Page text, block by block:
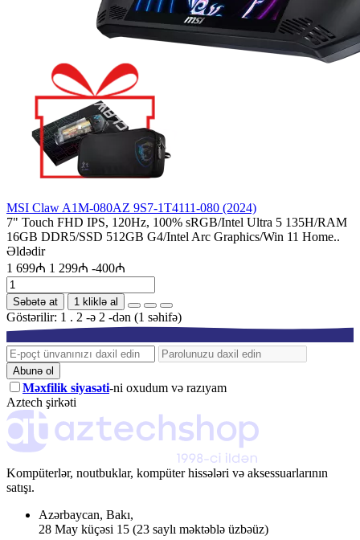
MSI Claw A1M-080AZ 9S7-1T4111-080 (2024)
7" Touch FHD IPS, 120Hz, 100% sRGB/Intel Ultra 5 135H/RAM
16GB DDR5/SSD 512GB G4/Intel Arc Graphics/Win 11 Home..
Əldədir
1 699₼ 1 299₼ -400₼
Səbətə at 1 kliklə al
Göstərilir: 1 . 2 -ə 2 -dən (1 səhifə)
Abunə ol
Məxfilik siyasəti-ni oxudum və razıyam
Aztech şirkəti
Kompüterlər, noutbuklar, kompüter hissələri və aksessuarlarının
satışı.
Azərbaycan, Bakı,
28 May küçəsi 15 (23 saylı məktəblə üzbəüz)